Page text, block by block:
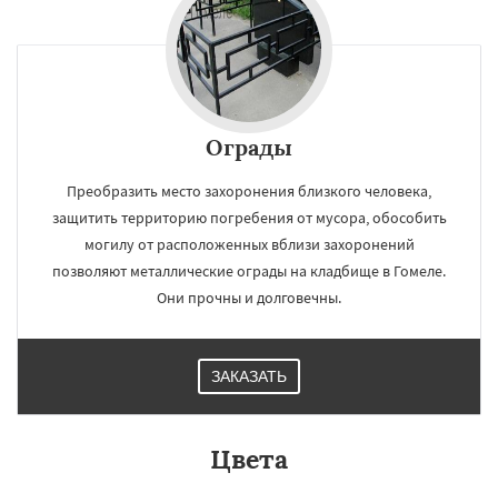
Ограды
Преобразить место захоронения близкого человека,
защитить территорию погребения от мусора, обособить
могилу от расположенных вблизи захоронений
позволяют металлические ограды на кладбище в Гомеле.
Они прочны и долговечны.
ЗАКАЗАТЬ
Цвета